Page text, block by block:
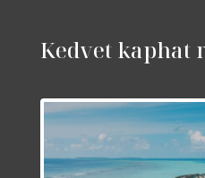
Kedvet kaphat